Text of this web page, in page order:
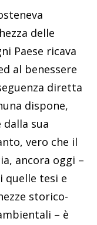
delle
Paese ricava
al benessere
diretta
dispone,
dalla sua
vero che il
ancora oggi –
quelle tesi e
storico-
– è